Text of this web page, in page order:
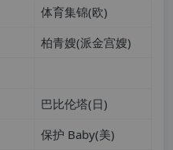
体育集锦(欧)
柏青嫂(派金宫嫂)
巴比伦塔(日)
保护 Baby(美)